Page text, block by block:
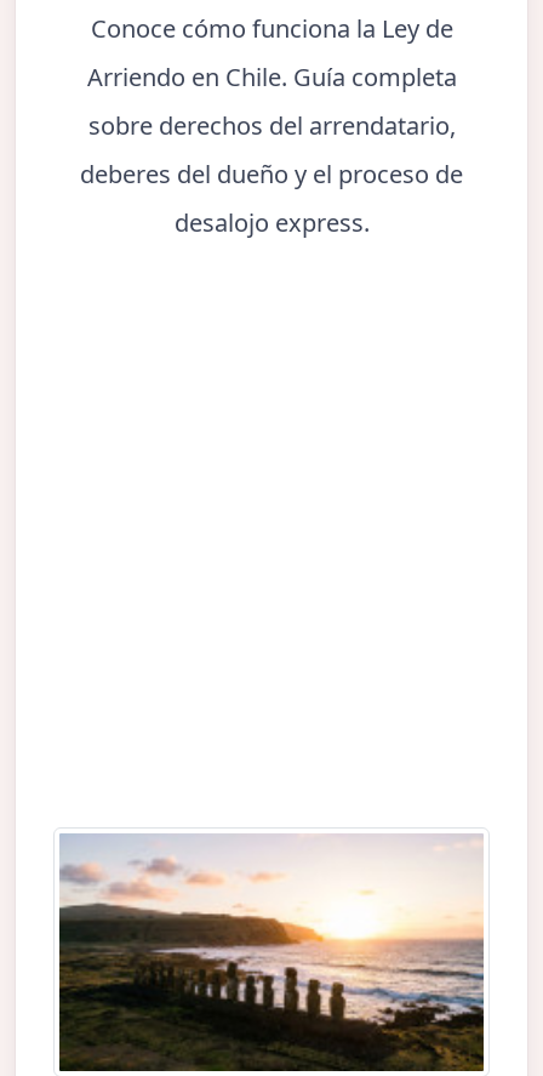
Conoce cómo funciona la Ley de
Arriendo en Chile. Guía completa
sobre derechos del arrendatario,
deberes del dueño y el proceso de
desalojo express.